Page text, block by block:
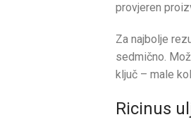
provjeren
Za najbolje
sedmično.
ključ – male
Ricinus